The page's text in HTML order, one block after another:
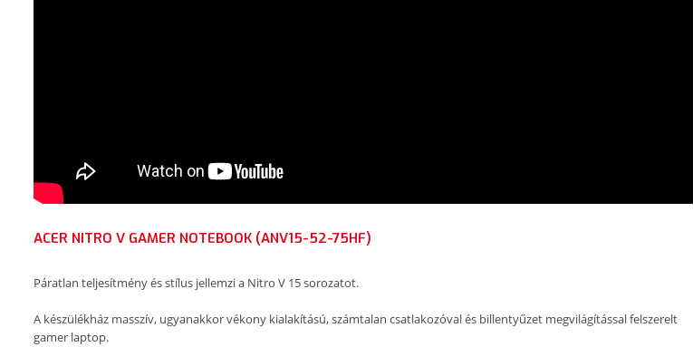
ACER NITRO V GAMER NOTEBOOK (ANV15-52-75HF)
Páratlan teljesítmény és stílus jellemzi a Nitro V 15 sorozatot.
A készülékház masszív, ugyanakkor vékony kialakítású, számtalan csatlakozóval és billentyűzet megvilágítással felszerelt
gamer laptop.